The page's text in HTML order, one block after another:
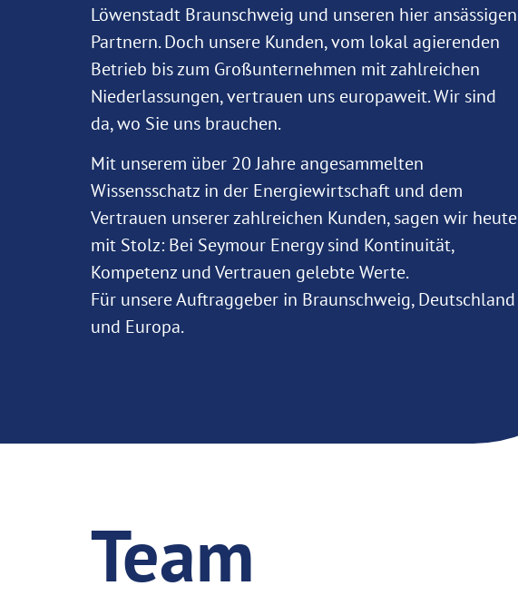
Löwenstadt Braunschweig und unseren hier ansässigen
Partnern. Doch unsere Kunden, vom lokal agierenden
Betrieb bis zum Großunternehmen mit zahlreichen
Niederlassungen, vertrauen uns europaweit. Wir sind
da, wo Sie uns brauchen.
Mit unserem über 20 Jahre angesammelten
Wissensschatz in der Energiewirtschaft und dem
Vertrauen unserer zahlreichen Kunden, sagen wir heute
mit Stolz: Bei Seymour Energy sind Kontinuität,
Kompetenz und Vertrauen gelebte Werte.
Für unsere Auftraggeber in Braunschweig, Deutschland
und Europa.
Team